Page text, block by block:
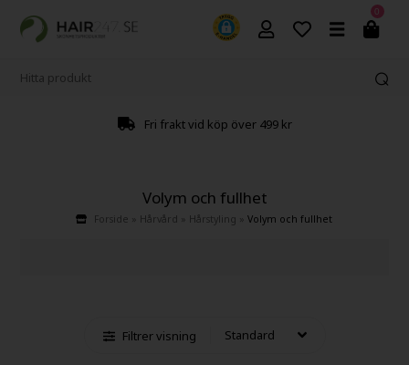
0
Fri frakt vid köp över 499 kr
Volym och fullhet
Forside Hårvård Hårstyling »Volym och fullhet
Filtrer visning